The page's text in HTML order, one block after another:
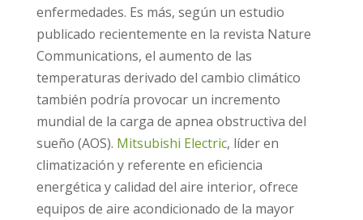
enfermedades. Es más, según un estudio
publicado recientemente en la revista Nature
Communications, el aumento de las
temperaturas derivado del cambio climático
también podría provocar un incremento
mundial de la carga de apnea obstructiva del
sueño (AOS). Mitsubishi Electric, líder en
climatización y referente en eficiencia
energética y calidad del aire interior, ofrece
equipos de aire acondicionado de la mayor